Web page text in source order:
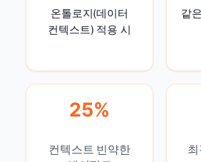
온톨로지(데이터
컨텍스트) 적용 시
같
25%
컨텍스트 빈약한
최